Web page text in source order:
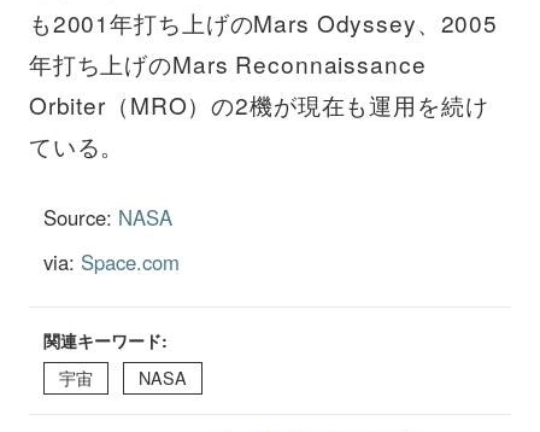
も2001年打ち上げのMars Odyssey、2005
年打ち上げのMars Reconnaissance
Orbiter（MRO）の2機が現在も運用を続け
ている。
Source: NASA
via: Space.com
関連キーワード:
宇宙
NASA